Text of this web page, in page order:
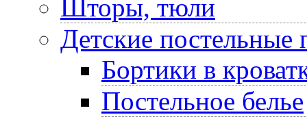
Шторы, тюли
Детские постельные
Бортики в
Постельное белье